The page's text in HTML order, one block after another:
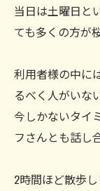
当日は土曜日と
ても多くの方が
利用者様の中に
るべく人がいな
今しかないタイ
フさんとも話し
2時間ほど散歩